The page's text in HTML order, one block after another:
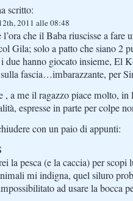
scritto:
2011 alle 08:48
l’ora che il Baba riuscisse a fare
Gila; solo a patto che siano 2
due hanno giocato insieme, El
fascia…imbarazzante, per
, a me il ragazzo piace molto,
espresse in parte per colpe
con un paio di appunti:
la pesca (e la caccia) per scopi
mi indigna, quel siluro
ad usare la bocca